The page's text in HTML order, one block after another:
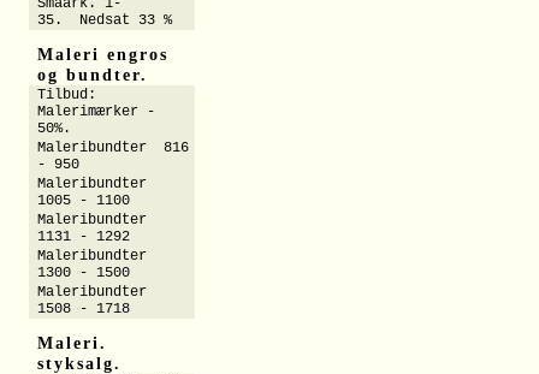
Småark. 1-
35. Nedsat 33 %
Maleri engros
og bundter.
Tilbud:
Malerimærker -
50%.
Maleribundter 816
- 950
Maleribundter
1005 - 1100
Maleribundter
1131 - 1292
Maleribundter
1300 - 1500
Maleribundter
1508 - 1718
Maleri.
styksalg.